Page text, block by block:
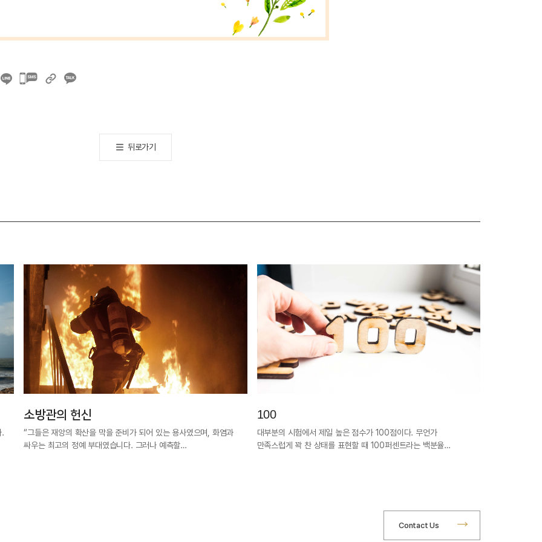
카카오톡
뒤로가기
.
소방관의 헌신
“그들은 재앙의 확산을 막을 준비가 되어 있는 용사였으며, 화염과
싸우는 최고의 정예 부대였습니다. 그러나 예측할…
100
대부분의 시험에서 제일 높은 점수가 100점이다. 무언가
만족스럽게 꽉 찬 상태를 표현할 때 100퍼센트라는 백분율…
Contact Us